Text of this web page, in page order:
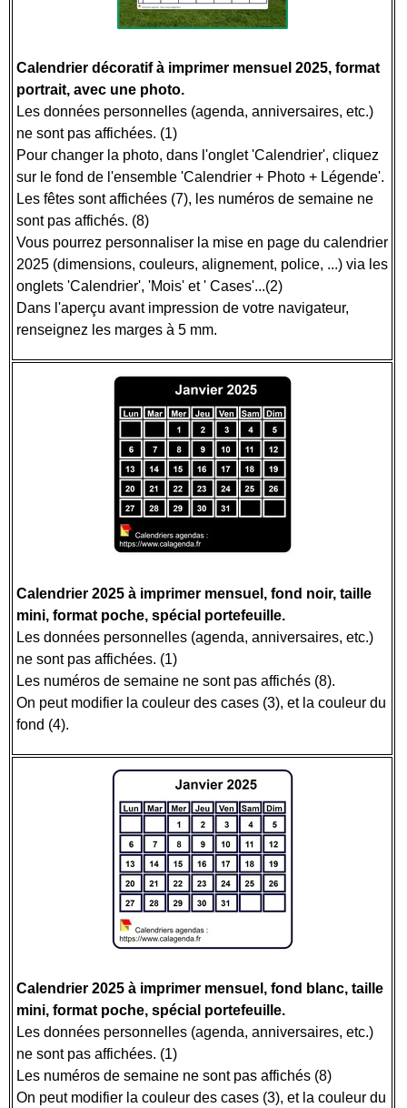
Calendrier décoratif à imprimer mensuel 2025, format
portrait, avec une photo.
Les données personnelles (agenda, anniversaires, etc.)
ne sont pas affichées. (1)
Pour changer la photo, dans l'onglet 'Calendrier', cliquez
sur le fond de l'ensemble 'Calendrier + Photo + Légende'.
Les fêtes sont affichées (7), les numéros de semaine ne
sont pas affichés. (8)
Vous pourrez personnaliser la mise en page du calendrier
2025 (dimensions, couleurs, alignement, police, ...) via les
onglets 'Calendrier', 'Mois' et ' Cases'...(2)
Dans l'aperçu avant impression de votre navigateur,
renseignez les marges à 5 mm.
Calendrier 2025 à imprimer mensuel, fond noir, taille
mini, format poche, spécial portefeuille.
Les données personnelles (agenda, anniversaires, etc.)
ne sont pas affichées. (1)
Les numéros de semaine ne sont pas affichés (8).
On peut modifier la couleur des cases (3), et la couleur du
fond (4).
Calendrier 2025 à imprimer mensuel, fond blanc, taille
mini, format poche, spécial portefeuille.
Les données personnelles (agenda, anniversaires, etc.)
ne sont pas affichées. (1)
Les numéros de semaine ne sont pas affichés (8)
On peut modifier la couleur des cases (3), et la couleur du